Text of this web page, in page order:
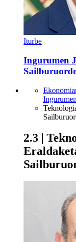
Iturbe
Ingurumen
2.3 |